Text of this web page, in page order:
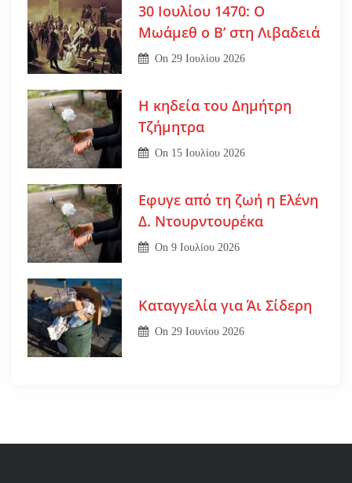
30 Ιουλίου 1470: Ο
Μωάμεθ ο Β’ στη Λιβαδειά
On29 Ιουλίου 2026
Η κηδεία του Δημήτρη
Τζήμητρα
On 15 Ιουλίου 2026
Εφυγε από τη ζωή η Ελένη
Δ. Ντουρντουρέκα
On9 Ιουλίου 2026
Καταγγελία για Άι Σίδερη
On 29 Ιουνίου 2026